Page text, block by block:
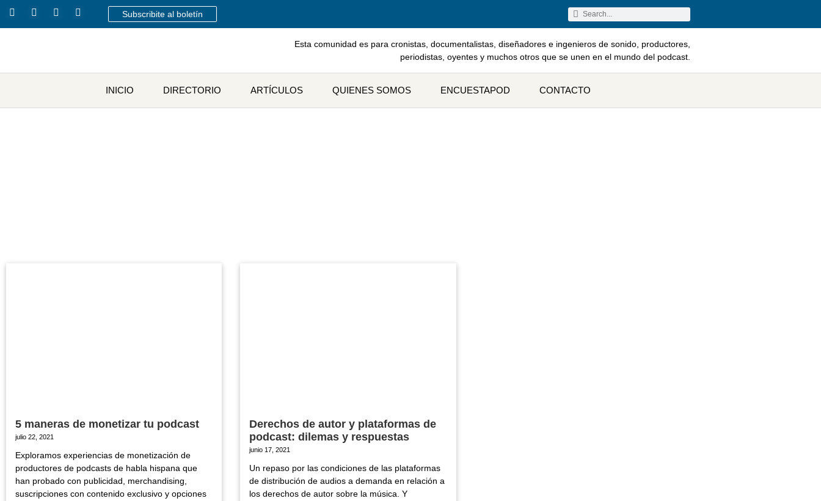
Subscribite al boletín
Esta comunidad es para cronistas, documentalistas, diseñadores e ingenieros de sonido, productores,
periodistas, oyentes y muchos otros que se unen en el mundo del podcast.
INICIO DIRECTORIO ARTÍCULOS QUIENES SOMOS ENCUESTAPOD CONTACTO
5 maneras de monetizar tu podcast
julio 22, 2021
Exploramos experiencias de monetización de
productores de podcasts de habla hispana que
han probado con publicidad, merchandising,
suscripciones con contenido exclusivo y opciones
Derechos de autor y plataformas de
podcast: dilemas y respuestas
junio 17, 2021
Un repaso por las condiciones de las plataformas
de distribución de audios a demanda en relación a
los derechos de autor sobre la música. Y